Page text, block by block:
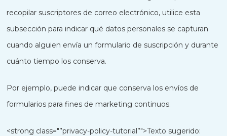
recopilar suscriptores de correo electrónico, utilice esta
subsección para indicar qué datos personales se capturan
cuando alguien envía un formulario de suscripción y durante
cuánto tiempo los conserva.
Por ejemplo, puede indicar que conserva los envíos de
formularios para fines de marketing continuos.
<strong class="”privacy-policy-tutorial”">Texto sugerido: